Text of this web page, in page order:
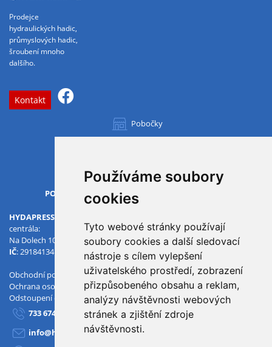
Používáme soubory
cookies
Tyto webové stránky používají
soubory cookies a další sledovací
nástroje s cílem vylepšení
uživatelského prostředí, zobrazení
přizpůsobeného obsahu a reklam,
analýzy návštěvnosti webových
stránek a zjištění zdroje
návštěvnosti.
Prodejce
hydraulických hadic,
průmyslových hadic,
šroubení mnoho
dalšího.
Kontakt
Pobočky
OTVÍRACÍ DOBA
PO-PÁ
HYDAPRESS CZ s.r.o.
centrála:
Na Dolech 109 586 01 Jihlava
IČ: 29184134 : CZ29184134
Obchodní podmínky
Ochrana osobních údajů
Odstoupení od smlouvy
733 674 293
info@hydapress.cz